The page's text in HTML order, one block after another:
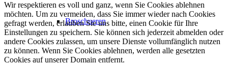
Broschueren
Wir respektieren es voll und ganz, wenn Sie Cookies ablehnen
möchten. Um zu vermeiden, dass Sie immer wieder nach Cookies
gefragt werden, erlauben Sie uns bitte, einen Cookie für Ihre
Einstellungen zu speichern. Sie können sich jederzeit abmelden oder
andere Cookies zulassen, um unsere Dienste vollumfänglich nutzen
zu können. Wenn Sie Cookies ablehnen, werden alle gesetzten
Cookies auf unserer Domain entfernt.